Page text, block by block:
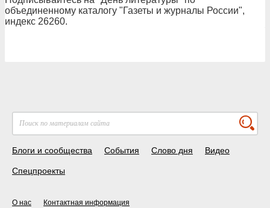
объединенному каталогу "Газеты и журналы России",
индекс 26260.
Блоги и сообщества События Слово дня Видео
Спецпроекты
О нас Контактная информация